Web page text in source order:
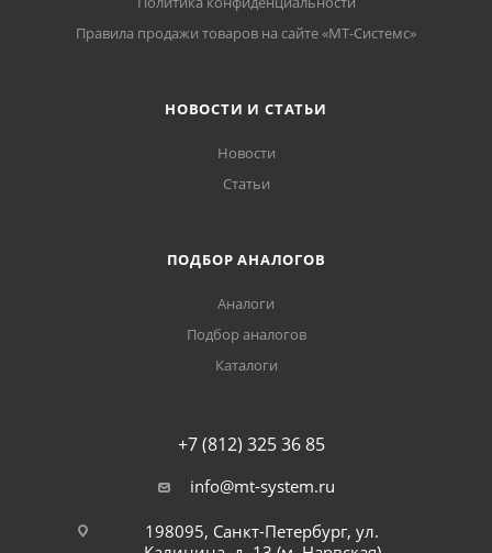
Правила продажи товаров на сайте «МТ-Системс»
НОВОСТИ И СТАТЬИ
Новости
Статьи
ПОДБОР АНАЛОГОВ
Аналоги
Подбор аналогов
Каталоги
+7 (812) 325 36 85
info@mt-system.ru
198095, Санкт-Петербург, ул.